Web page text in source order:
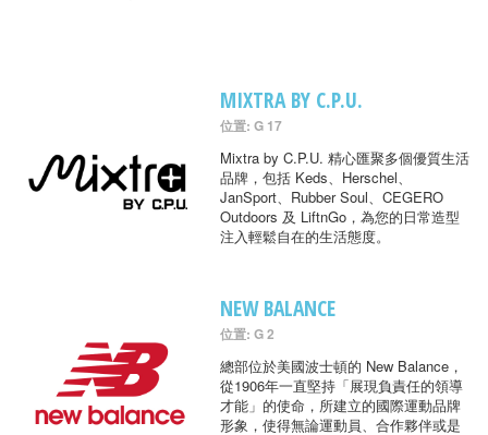
MIXTRA BY C.P.U.
位置: G 17
Mixtra by C.P.U. 精心匯聚多個優質生活
品牌，包括 Keds、Herschel、
JanSport、Rubber Soul、CEGERO
Outdoors 及 LiftnGo，為您的日常造型
注入輕鬆自在的生活態度。
NEW BALANCE
位置: G 2
總部位於美國波士頓的 New Balance，
從1906年一直堅持「展現負責任的領導
才能」的使命，所建立的國際運動品牌
形象，使得無論運動員、合作夥伴或是